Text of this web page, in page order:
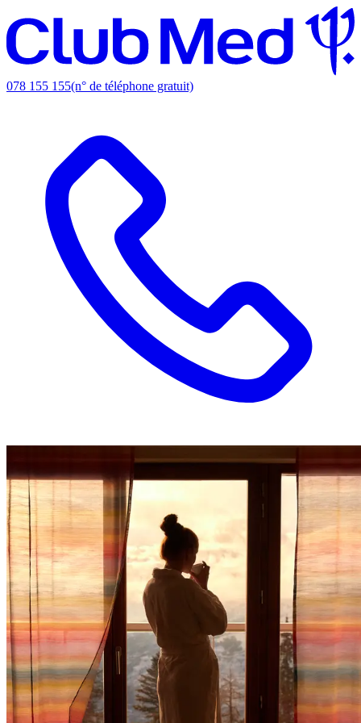
078 155 155(n° de téléphone gratuit)